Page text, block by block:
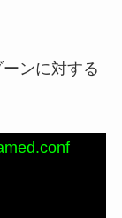
ンに対する